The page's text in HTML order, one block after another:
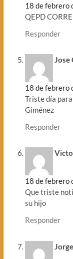
18 de febrero
QEPD
Responder
Jose
18 de febrero
Triste día
Giménez
Responder
18 de febrero
Que triste
su hijo
Responder